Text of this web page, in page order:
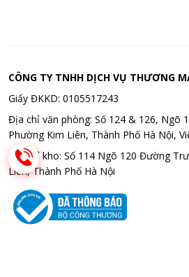
CÔNG TY TNHH DỊCH VỤ THƯƠNG
Giấy ĐKKD: 0105517243
Địa chỉ văn phòng: Số 124 & 126, Ngõ
Phường Kim Liên, Thành Phố Hà Nội,
Địa chỉ kho: Số 114 Ngõ 120 Đường
Liên, Thành Phố Hà Nội